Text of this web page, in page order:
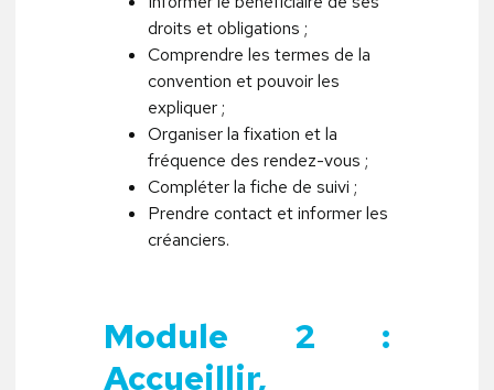
droits et obligations ;
Comprendre les termes de la
convention et pouvoir les
expliquer ;
Organiser la fixation et la
fréquence des rendez-vous ;
Compléter la fiche de suivi ;
Prendre contact et informer les
créanciers.
Module 2 :
Accueillir,